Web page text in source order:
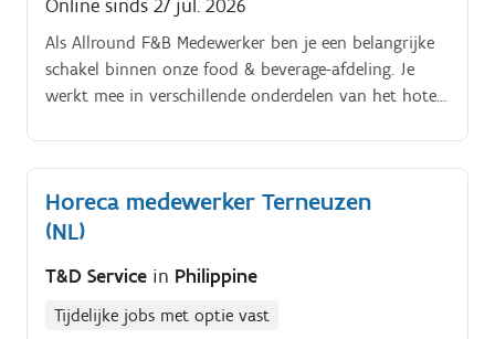
Online sinds 27 jul. 2026
Als Allround F&B Medewerker ben je een belangrijke
schakel binnen onze food & beverage-afdeling. Je
werkt mee in verschillende onderdelen van het hotel,
aanpak zorg je ervoor dat onze gasten kunnen
genieten van een uitstekende service en een
aangename ervaring Jouw taken. Verwelkomen en
persoonlijke aanpak Klaarzetten, aanvullen en
verzorgen van het ontbijtbuffet Opnemen van
Horeca medewerker Terneuzen
(NL)
T&D Service in Philippine
Tijdelijke jobs met optie vast